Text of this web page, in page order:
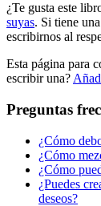
Música e instrumentos
Peluches y caballos
Primavera y pascua
Transporte
Verano y vacaciones
Libros para colorear
Nezaradené
¿Te gusta este
suyas. Si tiene
escribirnos al
Esta página para
escribir una?
Preguntas
¿Cómo
¿Cómo
¿Cómo
¿Puedes
deseos?